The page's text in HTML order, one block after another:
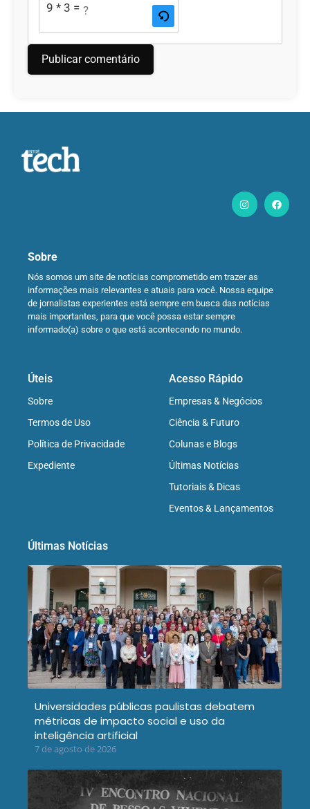
9 * 3 = ?
Sobre
Nós somos um site de notícias comprometido em trazer as
informações mais relevantes e atuais para você. Nossa equipe
de jornalistas experientes está sempre em busca das notícias
mais importantes, para que você possa estar sempre
informado(a) sobre o que está acontecendo no mundo.
Úteis
Sobre
Termos de Uso
Política de Privacidade
Expediente
Acesso Rápido
Empresas & Negócios
Ciência & Futuro
Colunas e Blogs
Últimas Notícias
Tutoriais & Dicas
Eventos & Lançamentos
Últimas Notícias
Universidades públicas paulistas debatem
métricas de impacto social e uso da
inteligência artificial
7 de agosto de 2026